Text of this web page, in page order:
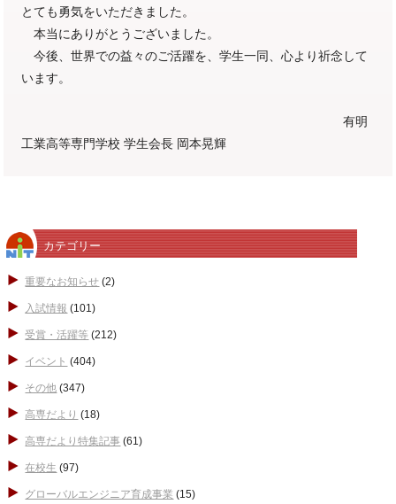
とても勇気をいただきました。
本当にありがとうございました。
今後、世界での益々のご活躍を、学生一同、心より祈念して
います。
有明
工業高等専門学校 学生会長 岡本晃輝
カテゴリー
重要なお知らせ (2)
入試情報 (101)
受賞・活躍等 (212)
イベント (404)
その他 (347)
高専だより (18)
高専だより特集記事 (61)
在校生 (97)
グローバルエンジニア育成事業 (15)